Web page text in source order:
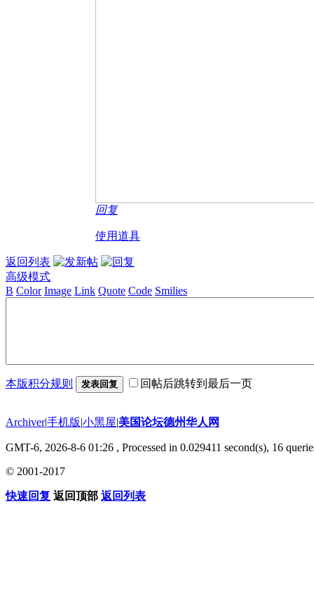
回复
使用道具
返回列表
高级模式
B Color Image Link Quote Code Smilies
本版积分规则 发表回复 回帖后跳转到最后一页
Archiver|手机版|小黑屋|美国论坛德州华人网
GMT-6, 2026-8-6 01:26 , Processed in 0.029411 second(s), 16
© 2001-2017
快速回复 返回顶部 返回列表